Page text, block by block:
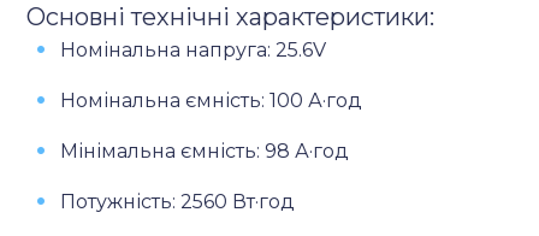
Основні технічні характеристики:
Номінальна напруга: 25.6V
Номінальна ємність: 100 А·год
Мінімальна ємність: 98 А·год
Потужність: 2560 Вт·год